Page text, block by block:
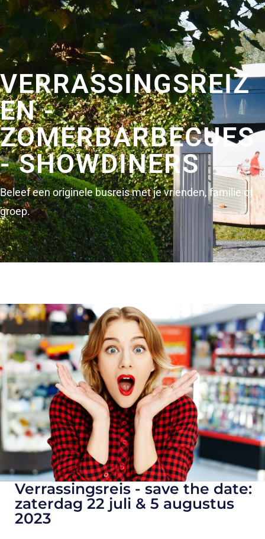
VERRASSINGSREIZ
EN -
ZOMERBARBECUES
- SHOWDINERS
Beleef een originele busreis met je vrienden, familie of
groep.
Verrassingsreis - save the date:
zaterdag 22 juli & 5 augustus
2023